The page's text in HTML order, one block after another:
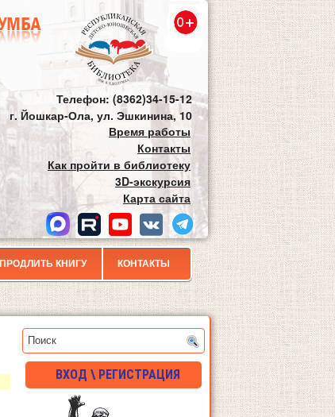
Телефон: (8362)34-15-12
г. Йошкар-Ола, ул. Эшкинина, 10
Время работы
Контакты
Как пройти в библиотеку
3D-экскурсия
Карта сайта
ПРОДЛИТЬ КНИГУ КОНТАКТЫ
ВХОД \ РЕГИСТРАЦИЯ